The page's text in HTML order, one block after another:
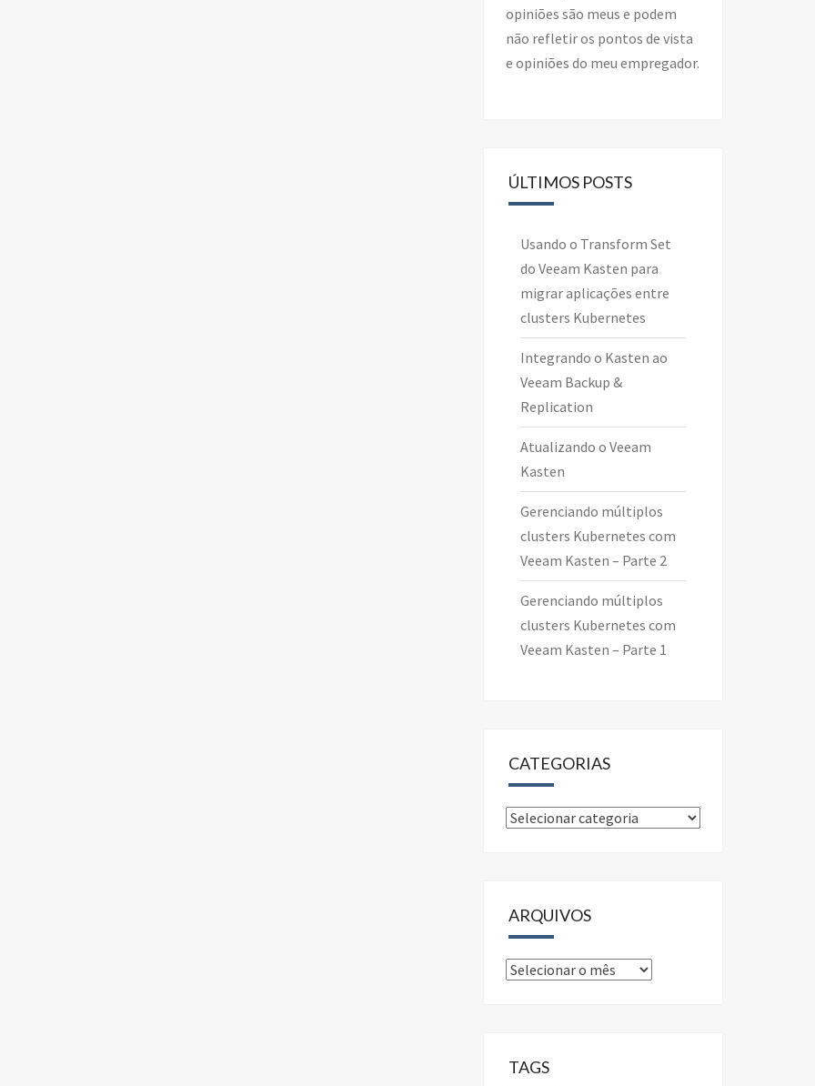
opiniões são meus e podem
não refletir os pontos de vista
e opiniões do meu empregador.
ÚLTIMOS POSTS
Usando o Transform Set
do Veeam Kasten para
migrar aplicações entre
clusters Kubernetes
Integrando o Kasten ao
Veeam Backup &
Replication
Atualizando o Veeam
Kasten
Gerenciando múltiplos
clusters Kubernetes com
Veeam Kasten – Parte 2
Gerenciando múltiplos
clusters Kubernetes com
Veeam Kasten – Parte 1
CATEGORIAS
Categorias
ARQUIVOS
Arquivos
TAGS